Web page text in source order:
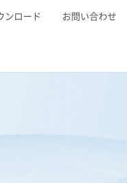
ンロード お問い合わせ
ィ）